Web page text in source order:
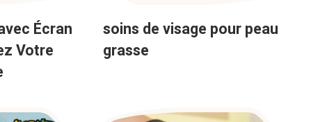
Écran
Votre
soins de visage pour peau
grasse